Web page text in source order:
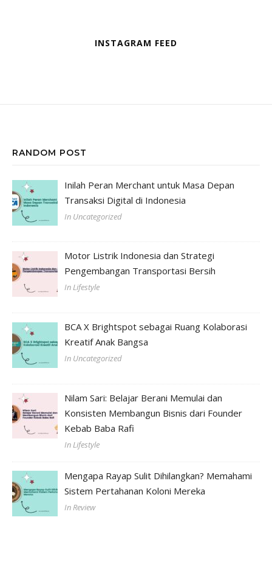
INSTAGRAM FEED
RANDOM POST
Inilah Peran Merchant untuk Masa Depan
Transaksi Digital di Indonesia
In Uncategorized
Motor Listrik Indonesia dan Strategi
Pengembangan Transportasi Bersih
In Lifestyle
BCA X Brightspot sebagai Ruang Kolaborasi
Kreatif Anak Bangsa
In Uncategorized
Nilam Sari: Belajar Berani Memulai dan
Konsisten Membangun Bisnis dari Founder
Kebab Baba Rafi
In Lifestyle
Mengapa Rayap Sulit Dihilangkan? Memahami
Sistem Pertahanan Koloni Mereka
In Review